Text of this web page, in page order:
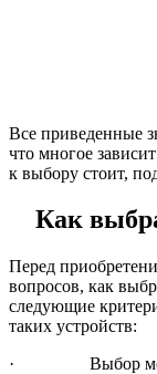
Все приведенные
что многое
к выбору стоит,
Как
Перед
вопросов, как
следующие
таких устройств:
· Выбор